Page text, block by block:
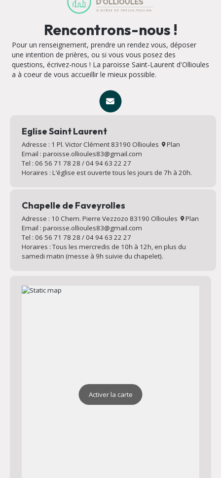
Rencontrons-nous !
Pour un renseignement, prendre un rendez vous, déposer
une intention de prières, ou si vous vous posez des
questions, écrivez-nous ! La paroisse Saint-Laurent d'Ollioules
a à coeur de vous accueillir le mieux possible.
Eglise Saint Laurent
Adresse : 1 Pl. Victor Clément 83190 Ollioules
Plan
Email : paroisse.ollioules83@gmail.com
Tel : 06 56 71 78 28 / 04 94 63 22 27
Horaires : L’église est ouverte tous les jours de 7h à 20h.
Chapelle de Faveyrolles
Adresse : 10 Chem. Pierre Vezzozo 83190 Ollioules
Plan
Email : paroisse.ollioules83@gmail.com
Tel : 06 56 71 78 28 / 04 94 63 22 27
Horaires : Tous les mercredis de 10h à 12h, en plus du
samedi matin (messe à 9h suivie du chapelet).
Activer la carte